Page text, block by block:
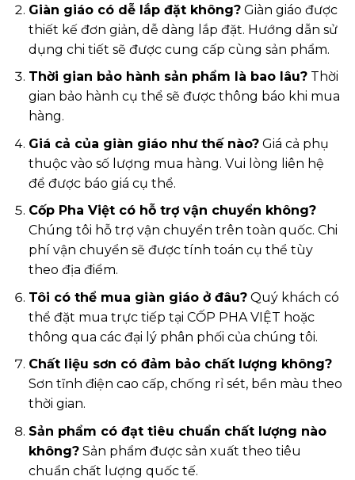
Giàn giáo có dễ lắp đặt không?Giàn giáo được
thiết kế đơn giản, dễ dàng lắp đặt. Hướng dẫn sử
dụng chi tiết sẽ được cung cấp cùng sản phẩm.
Thời gian bảo hành sản phẩm là bao lâu?Thời
gian bảo hành cụ thể sẽ được thông báo khi mua
hàng.
Giá cả của giàn giáo như thế nào?Giá cả phụ
thuộc vào số lượng mua hàng. Vui lòng liên hệ
để được báo giá cụ thể.
Cốp Pha Việt có hỗ trợ vận chuyển không?
Chúng tôi hỗ trợ vận chuyển trên toàn quốc. Chi
phí vận chuyển sẽ được tính toán cụ thể tùy
theo địa điểm.
Tôi có thể mua giàn giáo ở đâu?Quý khách có
thể đặt mua trực tiếp tại CỐP PHA VIỆT hoặc
thông qua các đại lý phân phối của chúng tôi.
Chất liệu sơn có đảm bảo chất lượng không?
Sơn tĩnh điện cao cấp, chống rỉ sét, bền màu theo
thời gian.
Sản phẩm có đạt tiêu chuẩn chất lượng nào
không?Sản phẩm được sản xuất theo tiêu
chuẩn chất lượng quốc tế.